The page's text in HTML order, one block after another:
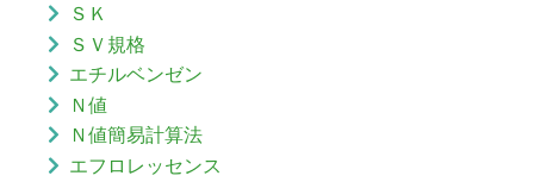
ＳＫ
ＳＶ規格
エチルベンゼン
Ｎ値
Ｎ値簡易計算法
エフロレッセンス